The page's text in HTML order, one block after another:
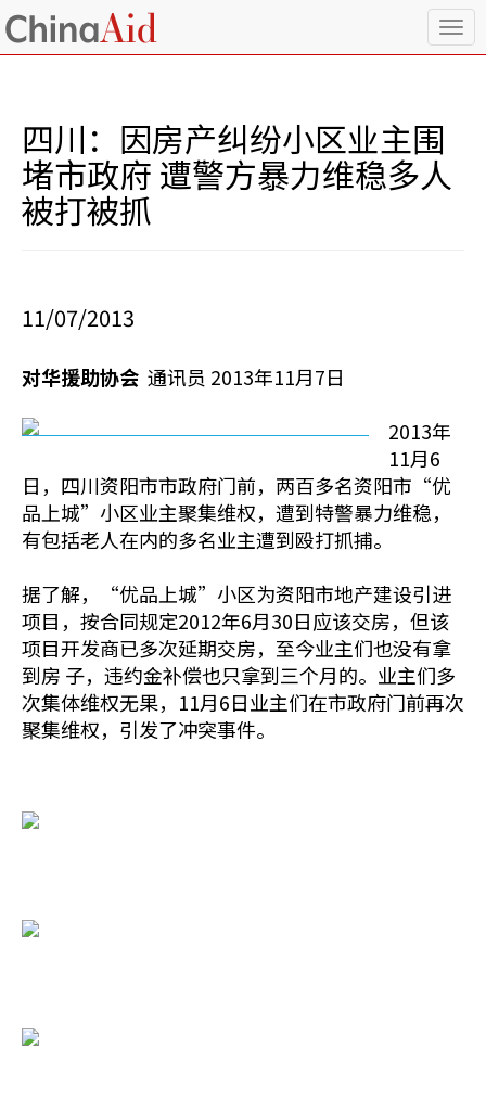
T
o
四川：因房产纠纷小区业主围
堵市政府 遭警方暴力维稳多人
被打被抓
11/07/2013
对华援助协会 通讯员 2013年11月7日
2013年
11月6
日，四川资阳市市政府门前，两百多名资阳市“优
品上城”小区业主聚集维权，遭到特警暴力维稳，
有包括老人在内的多名业主遭到殴打抓捕。
据了解，“优品上城”小区为资阳市地产建设引进
项目，按合同规定2012年6月30日应该交房，但该
项目开发商已多次延期交房，至今业主们也没有拿
到房 子，违约金补偿也只拿到三个月的。业主们多
次集体维权无果，11月6日业主们在市政府门前再次
聚集维权，引发了冲突事件。